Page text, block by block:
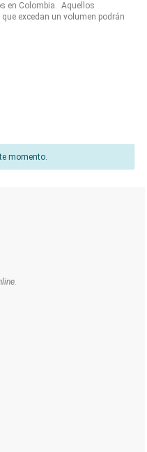
en Colombia. Aquellos
excedan un volumen podrán
momento.